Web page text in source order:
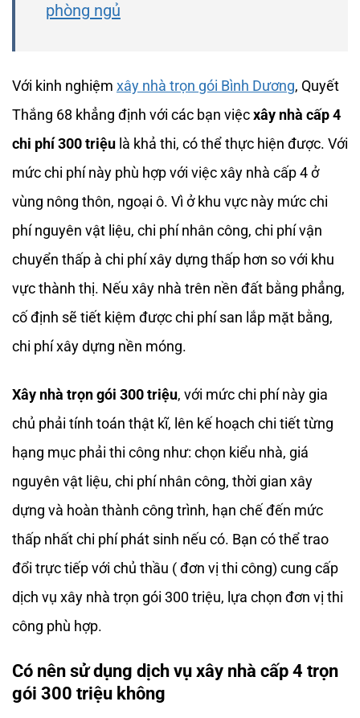
phòng ngủ
Với kinh nghiệm xây nhà trọn gói Bình Dương, Quyết
Thắng 68 khẳng định với các bạn việcxây nhà cấp 4
chi phí 300 triệu là khả thi, có thể thực hiện được. Với
mức chi phí này phù hợp với việc xây nhà cấp 4 ở
vùng nông thôn, ngoại ô. Vì ở khu vực này mức chi
phí nguyên vật liệu, chi phí nhân công, chi phí vận
chuyển thấp à chi phí xây dựng thấp hơn so với khu
vực thành thị. Nếu xây nhà trên nền đất bằng phẳng,
cố định sẽ tiết kiệm được chi phí san lắp mặt bằng,
chi phí xây dựng nền móng.
Xây nhà trọn gói 300 triệu, với mức chi phí này gia
chủ phải tính toán thật kĩ, lên kế hoạch chi tiết từng
hạng mục phải thi công như: chọn kiểu nhà, giá
nguyên vật liệu, chi phí nhân công, thời gian xây
dựng và hoàn thành công trình, hạn chế đến mức
thấp nhất chi phí phát sinh nếu có. Bạn có thể trao
đổi trực tiếp với chủ thầu ( đơn vị thi công) cung cấp
dịch vụ xây nhà trọn gói 300 triệu, lựa chọn đơn vị thi
công phù hợp.
Có nên sử dụng dịch vụ xây nhà cấp 4 trọn
gói 300 triệu không